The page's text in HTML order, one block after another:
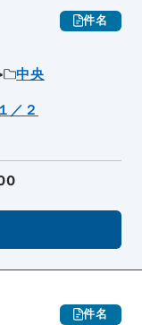
件名
中央
／２
件名